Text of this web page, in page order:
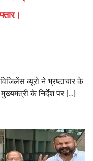
ब्यूरो ने भ्रष्टाचार के
के निर्देश पर […]